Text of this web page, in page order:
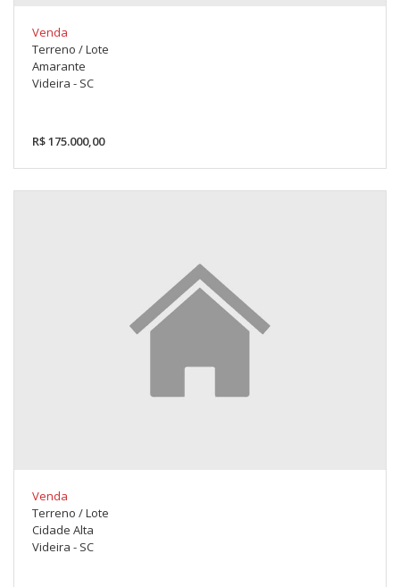
Venda
Terreno / Lote
Amarante
Videira - SC
R$ 175.000,00
Venda
Terreno / Lote
Cidade Alta
Videira - SC